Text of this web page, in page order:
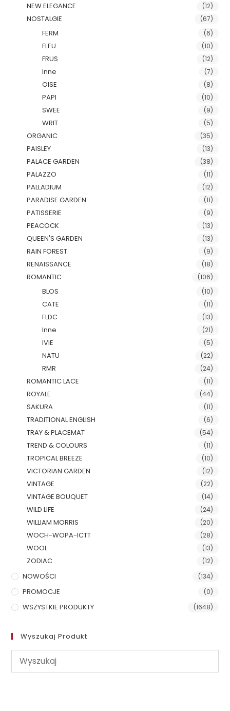
NEW ELEGANCE (12)
NOSTALGIE (67)
FERM (6)
FLEU (10)
FRUS (12)
Inne (7)
OISE (8)
PAPI (10)
SWEE (9)
WRIT (5)
ORGANIC (35)
PAISLEY (13)
PALACE GARDEN (38)
PALAZZO (11)
PALLADIUM (12)
PARADISE GARDEN (11)
PATISSERIE (9)
PEACOCK (13)
QUEEN'S GARDEN (13)
RAIN FOREST (9)
RENAISSANCE (18)
ROMANTIC (106)
BLOS (10)
CATE (11)
FLDC (13)
Inne (21)
IVIE (5)
NATU (22)
RMR (24)
ROMANTIC LACE (11)
ROYALE (44)
SAKURA (11)
TRADITIONAL ENGLISH (6)
TRAY & PLACEMAT (54)
TREND & COLOURS (11)
TROPICAL BREEZE (10)
VICTORIAN GARDEN (12)
VINTAGE (22)
VINTAGE BOUQUET (14)
WILD LIFE (24)
WILLIAM MORRIS (20)
WOCH-WOPA-ICTT (28)
WOOL (13)
ZODIAC (12)
NOWOŚCI (134)
PROMOCJE (0)
WSZYSTKIE PRODUKTY (1648)
Wyszukaj Produkt